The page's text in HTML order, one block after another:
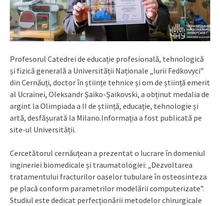
Profesorul Catedrei de educație profesională, tehnologică
și fizică generală a Universității Naționale „Iurii Fedkovyci”
din Cernăuți, doctor în științe tehnice și om de știință emerit
al Ucrainei, Oleksandr Șaiko-Șaikovski, a obținut medalia de
argint la Olimpiada a II de știință, educație, tehnologie și
artă, desfășurată la Milano.Informația a fost publicată pe
site-ul Universității.
Cercetătorul cernăuțean a prezentat o lucrare în domeniul
ingineriei biomedicale și traumatologiei: „Dezvoltarea
tratamentului fracturilor oaselor tubulare în osteosinteza
pe placă conform parametrilor modelării computerizate”.
Studiul este dedicat perfecționării metodelor chirurgicale